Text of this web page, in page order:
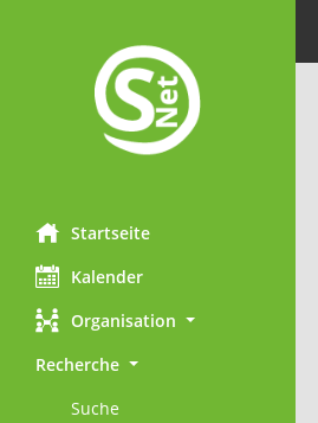
Startseite
Kalender
Organisation
Recherche
Suche